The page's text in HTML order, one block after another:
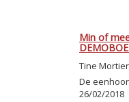
Min of
Tine Mortier
De
26/02/2018